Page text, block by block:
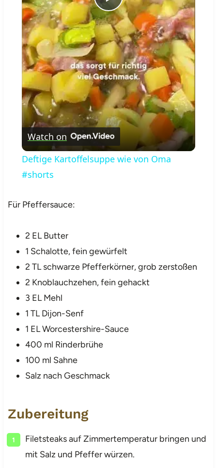
Play
Video
Watch on
Deftige Kartoffelsuppe wie von Oma
#shorts
Für Pfeffersauce:
2 EL Butter
1 Schalotte, fein gewürfelt
2 TL schwarze Pfefferkörner, grob zerstoßen
2 Knoblauchzehen, fein gehackt
3 EL Mehl
1 TL Dijon-Senf
1 EL Worcestershire-Sauce
400 ml Rinderbrühe
100 ml Sahne
Salz nach Geschmack
Zubereitung
Filetsteaks auf Zimmertemperatur bringen und
mit Salz und Pfeffer würzen.